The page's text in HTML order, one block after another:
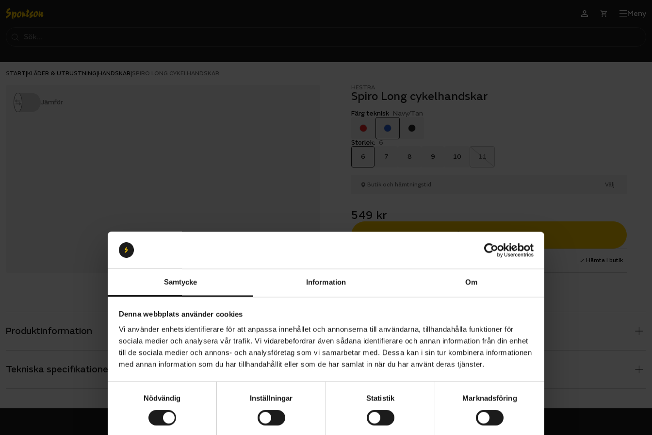
Samtycke Information Om
Denna webbplats använder cookies
Vi använder enhetsidentifierare för att anpassa innehållet och annonserna till användarna, tillhandahålla funktioner för
sociala medier och analysera vår trafik. Vi vidarebefordrar även sådana identifierare och annan information från din enhet
till de sociala medier och annons- och analysföretag som vi samarbetar med. Dessa kan i sin tur kombinera informationen
med annan information som du har tillhandahållit eller som de har samlat in när du har använt deras tjänster.
m
Nödvändig Inställningar Statistik Marknadsföring
Meny
START KLÄDER & UTRUSTNING HANDSKAR SPIRO LONG CYKELHANDSKAR
Jämför
HESTRA
Spiro Long cykelhandskar
Färg teknisk Navy/Tan
Storlek: 6
6
7 8 9 10 11
Butik och hämtningstid Välj
549 kr
Lägg i varukorg
Hämta i butik
Produktinformation
Hestra Spiro Long är en mångsidig cykelhandske för vårens och sommarens alla
XC-pass. Sydd i slitstark, mockaliknande stretchpolyester som ger bra grepp
runt styret. Samtidigt bidrar luftig och följsam ovandel i lycra till hög komfort
Genomtänkta detaljer ökar uthålligheten i terrängen – som innerhandens gel-
stoppning som motverkar trötthet och domningar när cyklingen blir teknisk.
Touch-funktion på tummarna låter dig ta en bild eller svara i telefon utan att ta
Tekniska specifikationer Allmänt
Hestra